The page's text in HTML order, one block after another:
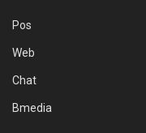
Pos
Web
Chat
Bmedia